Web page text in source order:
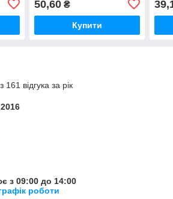
50,60₴
Купити
відгука за рік
з 09:00 до 14:00
роботи